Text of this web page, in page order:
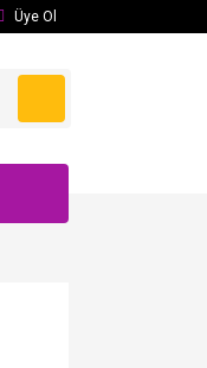
Üye Ol